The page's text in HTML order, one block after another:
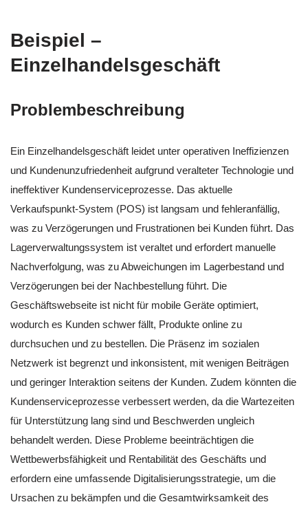
Beispiel –
Einzelhandelsgeschäft
Problembeschreibung
Ein Einzelhandelsgeschäft leidet unter operativen Ineffizienzen
und Kundenunzufriedenheit aufgrund veralteter Technologie und
ineffektiver Kundenserviceprozesse. Das aktuelle
Verkaufspunkt-System (POS) ist langsam und fehleranfällig,
was zu Verzögerungen und Frustrationen bei Kunden führt. Das
Lagerverwaltungssystem ist veraltet und erfordert manuelle
Nachverfolgung, was zu Abweichungen im Lagerbestand und
Verzögerungen bei der Nachbestellung führt. Die
Geschäftswebseite ist nicht für mobile Geräte optimiert,
wodurch es Kunden schwer fällt, Produkte online zu
durchsuchen und zu bestellen. Die Präsenz im sozialen
Netzwerk ist begrenzt und inkonsistent, mit wenigen Beiträgen
und geringer Interaktion seitens der Kunden. Zudem könnten die
Kundenserviceprozesse verbessert werden, da die Wartezeiten
für Unterstützung lang sind und Beschwerden ungleich
behandelt werden. Diese Probleme beeinträchtigen die
Wettbewerbsfähigkeit und Rentabilität des Geschäfts und
erfordern eine umfassende Digitalisierungsstrategie, um die
Ursachen zu bekämpfen und die Gesamtwirksamkeit des